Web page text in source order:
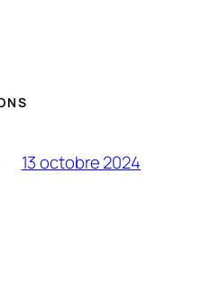
13 octobre 2024